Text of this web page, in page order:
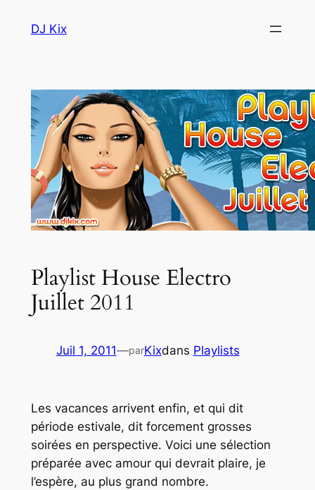
DJ Kix
Playlist House Electro
Juillet 2011
Juil 1, 2011—parKixdans Playlists
Les vacances arrivent enfin, et qui dit
période estivale, dit forcement grosses
soirées en perspective. Voici une sélection
préparée avec amour qui devrait plaire, je
l’espère, au plus grand nombre.